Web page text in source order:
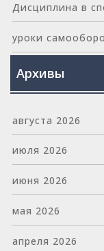
Дисциплина в
уроки
Архивы
августа 2026
июля 2026
июня 2026
мая 2026
апреля 2026